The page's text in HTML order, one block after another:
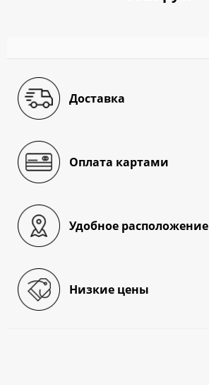
Доставка
Оплата картами
Удобное расположение
Низкие цены